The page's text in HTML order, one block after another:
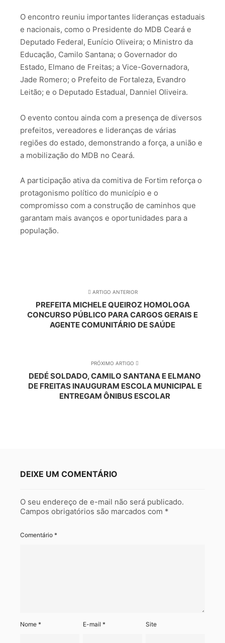
O encontro reuniu importantes lideranças estaduais
e nacionais, como o Presidente do MDB Ceará e
Deputado Federal, Eunício Oliveira; o Ministro da
Educação, Camilo Santana; o Governador do
Estado, Elmano de Freitas; a Vice-Governadora,
Jade Romero; o Prefeito de Fortaleza, Evandro
Leitão; e o Deputado Estadual, Danniel Oliveira.
O evento contou ainda com a presença de diversos
prefeitos, vereadores e lideranças de várias
regiões do estado, demonstrando a força, a união e
a mobilização do MDB no Ceará.
A participação ativa da comitiva de Fortim reforça o
protagonismo político do município e o
compromisso com a construção de caminhos que
garantam mais avanços e oportunidades para a
população.
ARTIGO ANTERIOR
PREFEITA MICHELE QUEIROZ HOMOLOGA
CONCURSO PÚBLICO PARA CARGOS GERAIS E
AGENTE COMUNITÁRIO DE SAÚDE
PRÓXIMO ARTIGO
DEDÉ SOLDADO, CAMILO SANTANA E ELMANO
DE FREITAS INAUGURAM ESCOLA MUNICIPAL E
ENTREGAM ÔNIBUS ESCOLAR
DEIXE UM COMENTÁRIO
O seu endereço de e-mail não será publicado.
Campos obrigatórios são marcados com *
Comentário *
Nome * E-mail* Site